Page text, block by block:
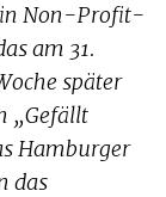
Non-Profit-
am 31.
später
„Gefällt
Hamburger
das